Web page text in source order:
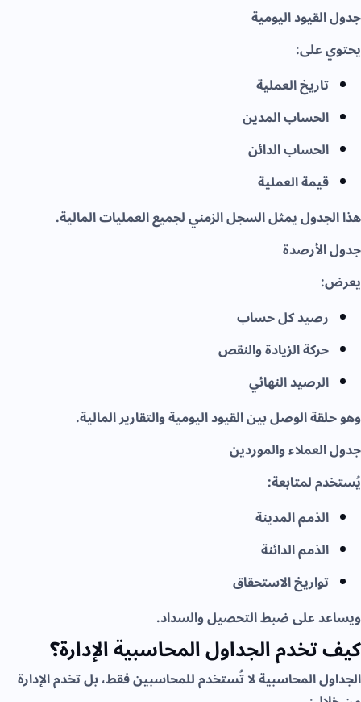
جدول القيود اليومية
يحتوي على:
تاريخ العملية
الحساب المدين
الحساب الدائن
قيمة العملية
هذا الجدول يمثل السجل الزمني لجميع العمليات المالية.
جدول الأرصدة
يعرض:
رصيد كل حساب
حركة الزيادة والنقص
الرصيد النهائي
وهو حلقة الوصل بين القيود اليومية والتقارير المالية.
جدول العملاء والموردين
يُستخدم لمتابعة:
الذمم المدينة
الذمم الدائنة
تواريخ الاستحقاق
ويساعد على ضبط التحصيل والسداد.
كيف تخدم الجداول المحاسبية الإدارة؟
الجداول المحاسبية لا تُستخدم للمحاسبين فقط، بل تخدم الإدارة